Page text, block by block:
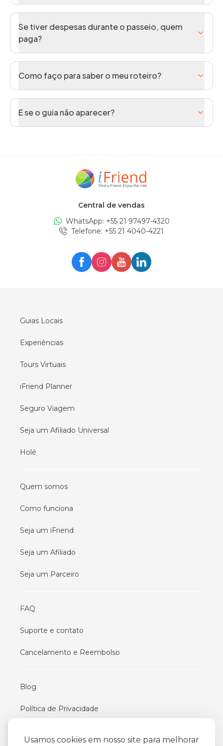
Usamos cookies em nosso site para melhorar
Se tiver despesas durante o passeio, quem
paga?
Como faço para saber o meu roteiro?
E se o guia não aparecer?
Central de vendas
WhatsApp: +55 21 97497-4320
Telefone: +55 21 4040-4221
Guias Locais
Experiências
Tours Virtuais
iFriend Planner
Seguro Viagem
Seja um Afiliado Universal
Holé
Quem somos
Como funciona
Seja um iFriend
Seja um Afiliado
Seja um Parceiro
FAQ
Suporte e contato
Cancelamento e Reembolso
Blog
Política de Privacidade